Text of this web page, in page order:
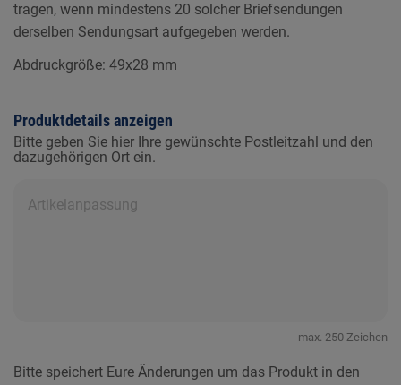
tragen, wenn mindestens 20 solcher Briefsendungen
derselben Sendungsart aufgegeben werden.
Abdruckgröße: 49x28 mm
Produktdetails anzeigen
Bitte geben Sie hier Ihre gewünschte Postleitzahl und den
dazugehörigen Ort ein.
max. 250 Zeichen
Bitte speichert Eure Änderungen um das Produkt in den